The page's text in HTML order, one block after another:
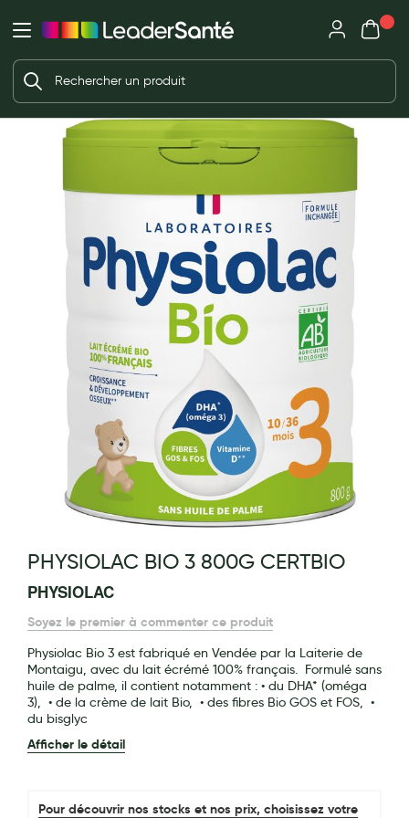
Ma Pharmacie LeaderSanté
Ouvrir l'application
Ouvrir
Mot de passe oublié ?
Nouveau client ?
Créer un compte
Mon
Votre panier est vide
Beauté et soin
Hygiène intime
Soins mains et ongles
Soins des pieds
Dentifrices et bains de bouche
Brosses à dents et accessoires dentaires
Maquillage
Crème solaire - Visage et corps
Préservatifs - Gels lubrifiants
Accessoires, coutellerie, brosserie
Bouillottes
Parfums et bougies d'ambiance
Beauté au naturel
Huiles
Mon bébé
Couches
PHYSIOLAC BIO 3 800G CERTBIO
PHYSIOLAC
Soyez le premier à commenter ce produit
Physiolac Bio 3 est fabriqué en Vendée par la Laiterie de
Montaigu, avec du lait écrémé 100% français. Formulé sans
huile de palme, il contient notamment : • du DHA* (oméga
3), • de la crème de lait Bio, • des fibres Bio GOS et FOS, •
du bisglyc
Afficher le détail
Pour découvrir nos stocks et nos prix, choisissez votre
images gallery